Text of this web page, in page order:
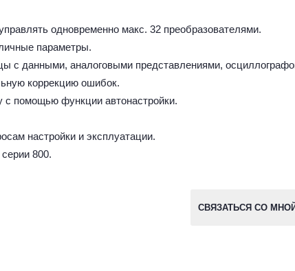
одновременно макс. 32 преобразователями.
параметры.
данными, аналоговыми представлениями,
коррекцию ошибок.
с помощью функции автонастройки.
настройки и эксплуатации.
800.
СВЯЗАТЬСЯ СО МНОЙ